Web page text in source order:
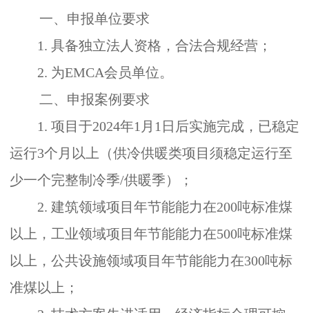
一、申报单位要求
1. 具备独立法人资格，合法合规经营；
2. 为EMCA会员单位。
二、申报案例要求
1. 项目于2024年1 月 1 日后实施完成，已稳定
运行3个月以上（供冷供暖类项目须稳定运行至
少一个完整制冷季/供暖季）；
2. 建筑领域项目年节能能力在200吨标准煤
以上，工业领域项目年节能能力在500吨标准煤
以上，公共设施领域项目年节能能力在300吨标
准煤以上；